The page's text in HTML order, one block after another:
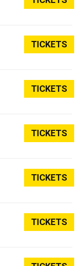
TICKETS
TICKETS
TICKETS
TICKETS
TICKETS